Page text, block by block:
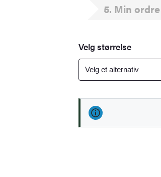
5 Min ordre
Velg størrelse